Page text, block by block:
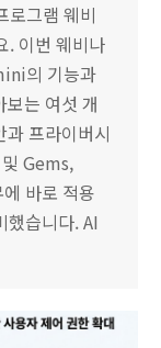
그램 웨비
. 이번 웨비나
의 기능과
는 여섯 개
프라이버시
Gems,
바로 적용
했습니다. AI